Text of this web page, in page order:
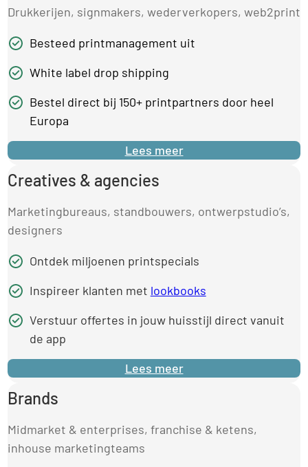
Drukkerijen, signmakers, wederverkopers, web2print
Besteed printmanagement uit
White label drop shipping
Bestel direct bij 150+ printpartners door heel
Europa
Lees meer
Creatives & agencies
Marketingbureaus, standbouwers, ontwerpstudio’s,
designers
Ontdek miljoenen printspecials
Inspireer klanten met lookbooks
Verstuur offertes in jouw huisstijl direct vanuit
de app
Lees meer
Brands
Midmarket & enterprises, franchise & ketens,
inhouse marketingteams